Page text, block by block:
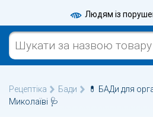
Людям із
Рецептіка Бади
💊 БАДи для
Миколаїві 🩺